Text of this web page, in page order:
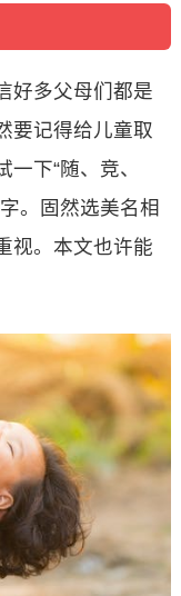
好多父母们都是
要记得给儿童取
下“随、竞、
。固然选美名相
视。本文也许能